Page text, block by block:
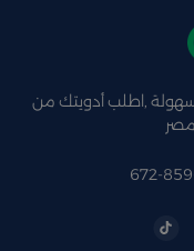
,اطلب أدويتك من